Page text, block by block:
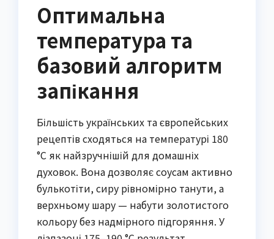
Оптимальна
температура та
базовий алгоритм
запікання
Більшість українських та європейських
рецептів сходяться на температурі 180
°C як найзручнішій для домашніх
духовок. Вона дозволяє соусам активно
булькотіти, сиру рівномірно танути, а
верхньому шару — набути золотистого
кольору без надмірного підгоряння. У